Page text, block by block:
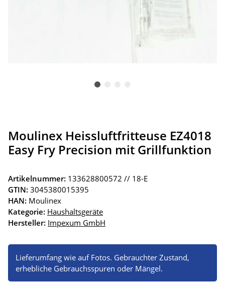
Moulinex Heissluftfritteuse EZ4018
Easy Fry Precision mit Grillfunktion
Artikelnummer: 133628800572 // 18-E
GTIN: 3045380015395
HAN: Moulinex
Kategorie: Haushaltsgeräte
Hersteller: Impexum GmbH
Lieferumfang wie auf Fotos. Gebrauchter Zustand,
erhebliche Gebrauchsspuren oder Mängel.